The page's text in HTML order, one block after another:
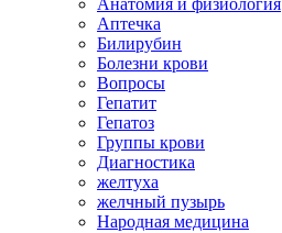
Анатомия и физиология
Аптечка
Билирубин
Болезни крови
Вопросы
Гепатит
Гепатоз
Группы крови
Диагностика
желтуха
желчный пузырь
Народная медицина